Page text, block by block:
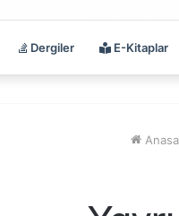
Dergiler E-Kitaplar